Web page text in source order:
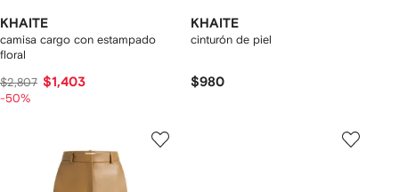
KHAITE
camisa cargo con estampado
floral
$2,807 $1,403
-50%
KHAITE
cinturón de piel
$980